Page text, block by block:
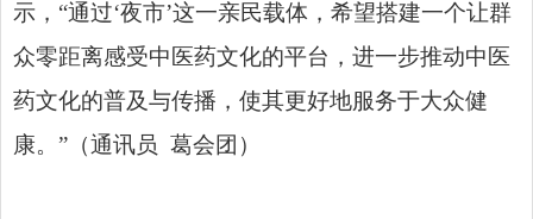
示，“通过‘夜市’这一亲民载体，希望搭建一个让群
众零距离感受中医药文化的平台，进一步推动中医
药文化的普及与传播，使其更好地服务于大众健
康。”（通讯员 葛会团）